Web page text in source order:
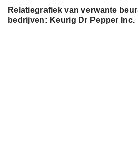
Relatiegrafiek van verwante
bedrijven: Keurig Dr Pepper Inc.